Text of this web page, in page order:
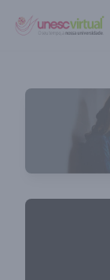
UNESC VIRTUAL